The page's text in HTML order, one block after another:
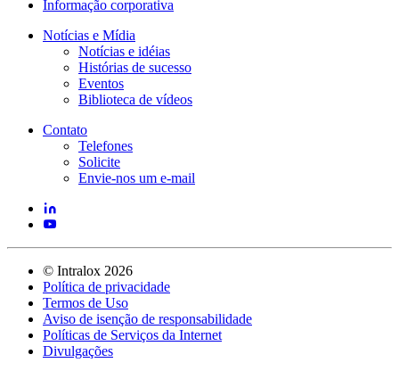
Informação corporativa
Notícias e Mídia
Notícias e idéias
Histórias de sucesso
Eventos
Biblioteca de vídeos
Contato
Telefones
Solicite
Envie-nos um e-mail
© Intralox 2026
Política de privacidade
Termos de Uso
Aviso de isenção de responsabilidade
Políticas de Serviços da Internet
Divulgações